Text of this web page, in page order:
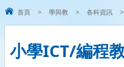
首頁 > 學與教 > 各科資訊 >
小學ICT/編程